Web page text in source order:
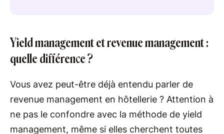
Yield management et revenue management :
quelle différence ?
Vous avez peut-être déjà entendu parler de
revenue management en hôtellerie ? Attention à
ne pas le confondre avec la méthode de yield
management, même si elles cherchent toutes